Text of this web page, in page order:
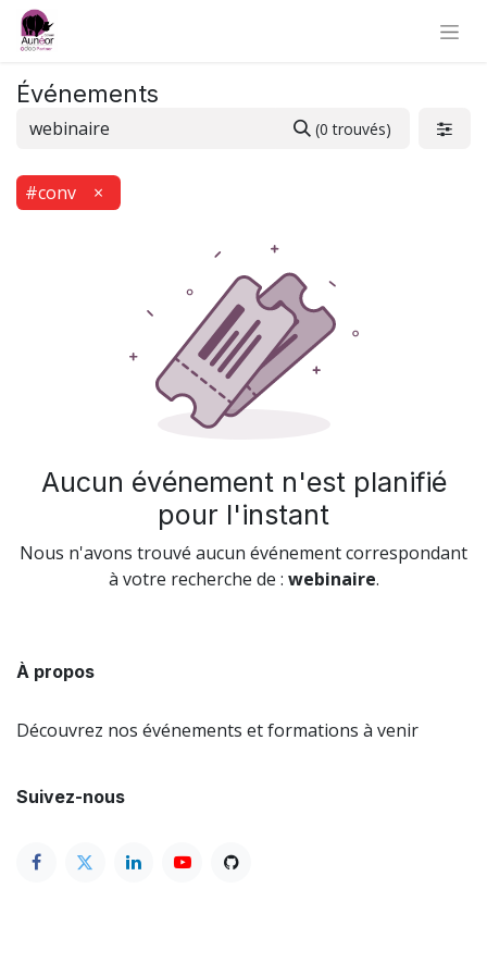
Événements
(0 trouvés)
#conv ×
Aucun événement n'est planifié
pour l'instant
Nous n'avons trouvé aucun événement correspondant
à votre recherche de : webinaire.
À propos
Découvrez nos événements et formations à venir
Suivez-nous